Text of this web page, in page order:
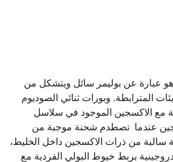
هو عبارة عن بوليمر سائل ويتشكل من
المترابطة. وبورات ثنائي الصوديوم
مع الاكسجين الموجود في سلاسل
عندما تصطدم شحنة موجبة من
سالبة من ذرات الاكسجين داخل الخليط،
بربط خيوط البولي الفردية مع